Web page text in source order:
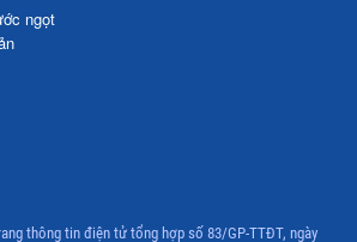
ngọt
thông tin điện tử tổng hợp số 83/GP-TTĐT, ngày